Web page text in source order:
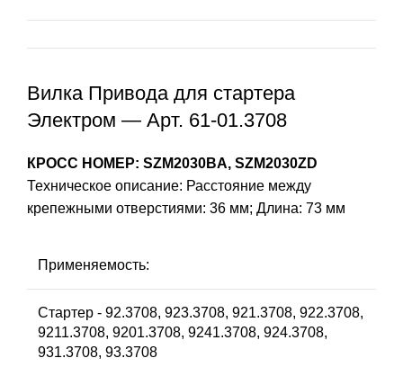
Вилка Привода для стартера
Электром — Арт. 61-01.3708
КРОСС НОМЕР: SZM2030BA, SZM2030ZD
Техническое описание: Расстояние между
крепежными отверстиями: 36 мм; Длина: 73 мм
Применяемость:
Стартер - 92.3708, 923.3708, 921.3708, 922.3708,
9211.3708, 9201.3708, 9241.3708, 924.3708,
931.3708, 93.3708